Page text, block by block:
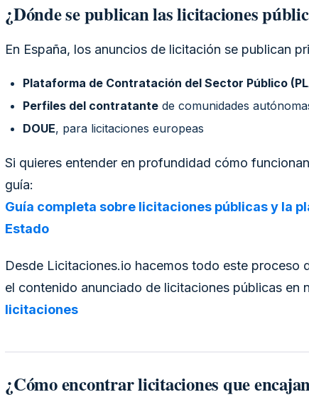
¿Dónde se publican las licitaciones
En España, los anuncios de licitación se publican
Plataforma de Contratación del Sector Público
Perfiles del contratante de comunidades
DOUE, para licitaciones europeas
Si quieres entender en profundidad cómo
guía:
Guía completa sobre licitaciones públicas y la
Estado
Desde Licitaciones.io hacemos todo este proceso
el contenido anunciado de licitaciones públicas en
licitaciones
¿Cómo encontrar licitaciones que